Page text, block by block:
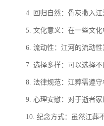
4. 回归自然：骨灰撒入
5. 文化意义：在一些文
6. 流动性：江河的流动
7. 选择多样：可以选择
8. 法律规范：江葬需遵
9. 心理安慰：对于逝者
10. 纪念方式：虽然江葬